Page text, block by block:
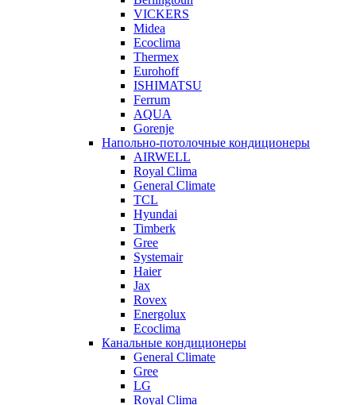
VICKERS
Midea
Ecoclima
Thermex
Eurohoff
ISHIMATSU
Ferrum
AQUA
Gorenje
Напольно-потолочные кондиционеры
AIRWELL
Royal Clima
General Climate
TCL
Hyundai
Timberk
Gree
Systemair
Haier
Jax
Rovex
Energolux
Ecoclima
Канальные кондиционеры
General Climate
Gree
LG
Royal Clima